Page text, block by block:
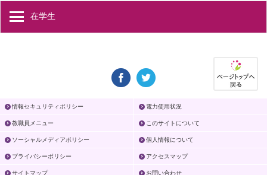
在学生
情報セキュリティポリシー 電力使用状況
教職員メニュー このサイトについて
ソーシャルメディアポリシー 個人情報について
プライバシーポリシー アクセスマップ
サイトマップ お問い合わせ